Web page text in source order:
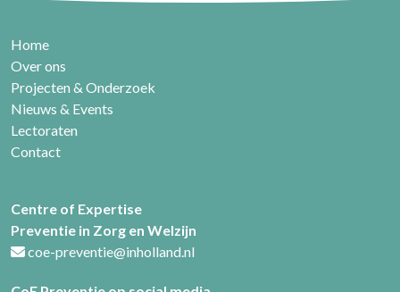
Home
Over ons
Projecten & Onderzoek
Nieuws & Events
Lectoraten
Contact
Centre of Expertise
Preventie in Zorg en Welzijn
coe-preventie@inholland.nl